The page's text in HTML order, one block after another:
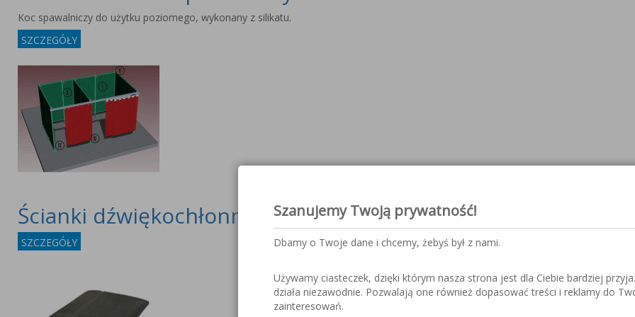
Koc spawalniczy do użytku poziomego, wykonany z silikatu.
SZCZEGÓŁY
Ścianki dźwiękochłonne CEPRO Sonic
SZCZEGÓŁY
Szanujemy Twoją prywatność!
Dbamy o Twoje dane i chcemy, żebyś był z nami.
Używamy ciasteczek, dzięki którym nasza strona jest dla Ciebie bardziej
działa niezawodnie. Pozwalają one również dopasować treści i reklamy do
zainteresowań.